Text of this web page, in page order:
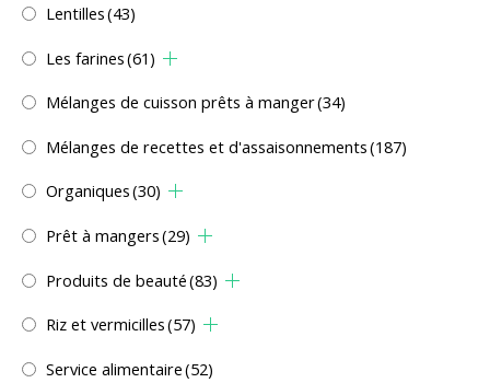
Lentilles(43)
Les farines(61)
Mélanges de cuisson prêts à manger(34)
Mélanges de recettes et d'assaisonnements(187)
Organiques(30)
Prêt à mangers(29)
Produits de beauté(83)
Riz et vermicilles(57)
Service alimentaire(52)